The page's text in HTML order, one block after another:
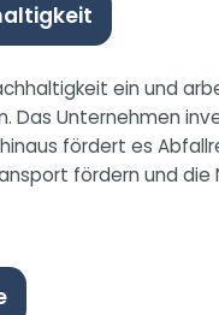
ein und
Das Unternehmen
fördert es
fördern und